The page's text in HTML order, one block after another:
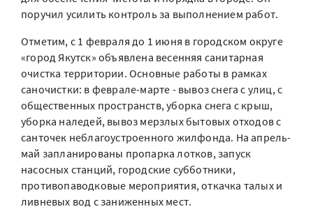
поручил усилить контроль за выполнением работ.
Отметим, с 1 февраля до 1 июня в городском округе
«город Якутск» объявлена весенняя санитарная
очистка территории. Основные работы в рамках
саночистки: в феврале-марте - вывоз снега с улиц, с
общественных пространств, уборка снега с крыш,
уборка наледей, вывоз мерзлых бытовых отходов с
санточек неблагоустроенного жилфонда. На апрель-
май запланированы пропарка лотков, запуск
насосных станций, городские субботники,
противопаводковые мероприятия, откачка талых и
ливневых вод с заниженных мест.